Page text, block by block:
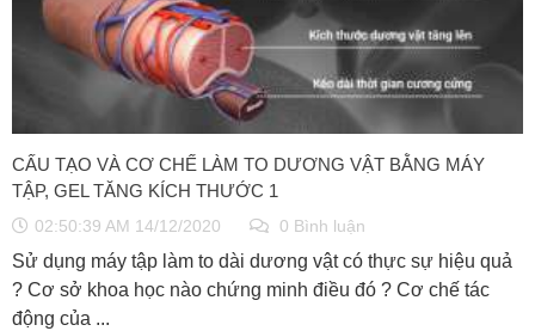
CẤU TẠO VÀ CƠ CHẾ LÀM TO DƯƠNG VẬT BẰNG MÁY
TẬP, GEL TĂNG KÍCH THƯỚC 1
02:50:39 AM 14/12/2020 0 Bình luận
Sử dụng máy tập làm to dài dương vật có thực sự hiệu quả
? Cơ sở khoa học nào chứng minh điều đó ? Cơ chế tác
động của ...